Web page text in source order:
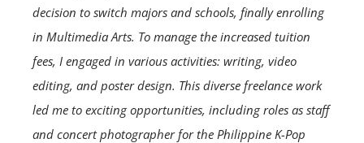
decision to switch majors and schools, finally enrolling
in Multimedia Arts. To manage the increased tuition
fees, I engaged in various activities: writing, video
editing, and poster design. This diverse freelance work
led me to exciting opportunities, including roles as staff
and concert photographer for the Philippine K-Pop